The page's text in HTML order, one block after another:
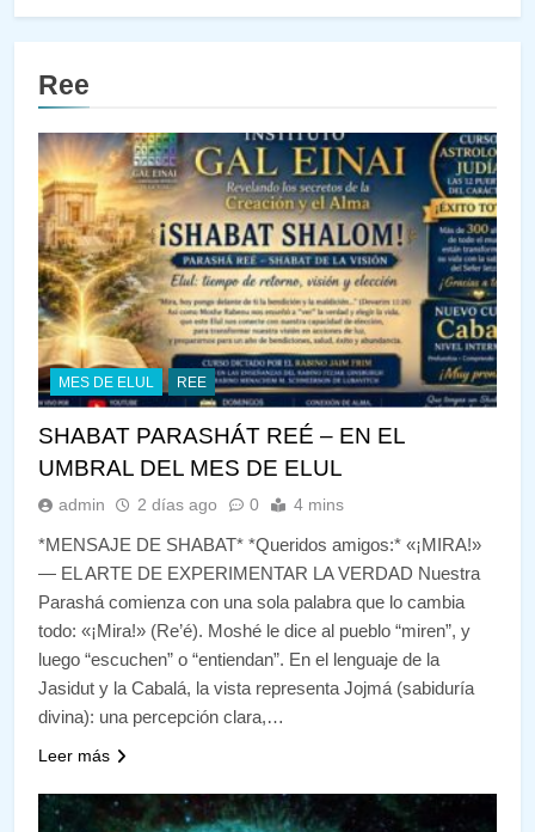
Ree
MES DE ELUL REE
SHABAT PARASHÁT REÉ – EN EL
UMBRAL DEL MES DE ELUL
admin 2 días ago 0 4 mins
*MENSAJE DE SHABAT* *Queridos amigos:* «¡MIRA!»
— EL ARTE DE EXPERIMENTAR LA VERDAD Nuestra
Parashá comienza con una sola palabra que lo cambia
todo: «¡Mira!» (Re’é). Moshé le dice al pueblo “miren”, y
luego “escuchen” o “entiendan”. En el lenguaje de la
Jasidut y la Cabalá, la vista representa Jojmá (sabiduría
divina): una percepción clara,…
Leer más